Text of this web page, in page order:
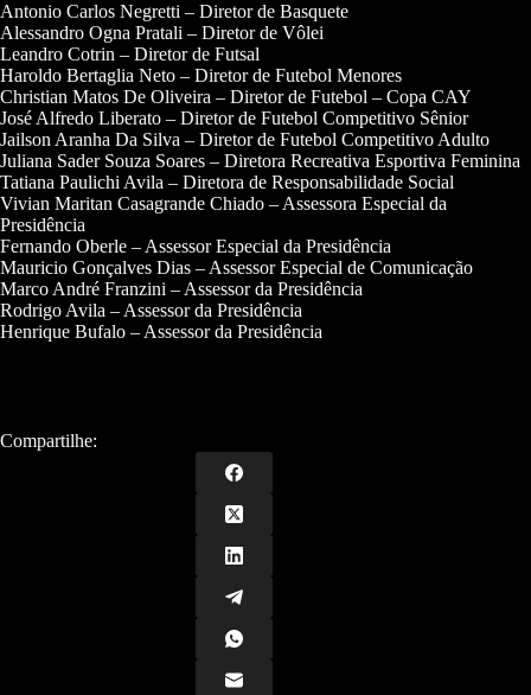
Antonio Carlos Negretti – Diretor de Basquete
Alessandro Ogna Pratali – Diretor de Vôlei
Leandro Cotrin – Diretor de Futsal
Haroldo Bertaglia Neto – Diretor de Futebol Menores
Christian Matos De Oliveira – Diretor de Futebol – Copa CAY
José Alfredo Liberato – Diretor de Futebol Competitivo Sênior
Jailson Aranha Da Silva – Diretor de Futebol Competitivo Adulto
Juliana Sader Souza Soares – Diretora Recreativa Esportiva Feminina
Tatiana Paulichi Avila – Diretora de Responsabilidade Social
Vivian Maritan Casagrande Chiado – Assessora Especial da
Presidência
Fernando Oberle – Assessor Especial da Presidência
Mauricio Gonçalves Dias – Assessor Especial de Comunicação
Marco André Franzini – Assessor da Presidência
Rodrigo Avila – Assessor da Presidência
Henrique Bufalo – Assessor da Presidência
Compartilhe: